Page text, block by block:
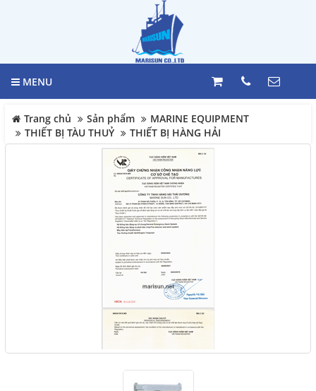
MENU
Trang chủ Sản phẩm
MARINE EQUIPMENT
THIẾT BỊ TÀU THUỶ
THIẾT BỊ HÀNG HẢI
Giới thiệu
Sản phẩm
HỆ THỐNG BÁO MỨC
HỆ THỐNG MÁY LÁI
MARINE EQUIPMENT
Thiết bị Công nghiệp Daikin
THI CÔNG, LẮP ĐẶT TÀU
Cáp điện Bumhan, Cáp điện
bọc lưới dùng cho tàu thủy
GIỎ HÀNG
Hotline
098 392 0098 -
0983117524
Địa chỉ
244 Bùi văn Ba, Phường Tân
COPYRIGHT 2017. ALL RIGHTS RESERVED